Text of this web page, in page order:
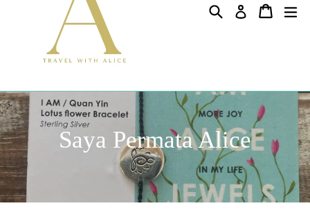
MencariGabung
Saya Permata Alice